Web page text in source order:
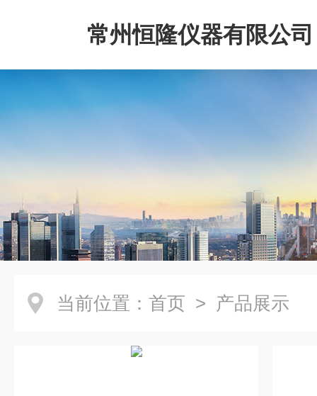
常州恒隆仪器有限公司
当前位置： 首页 > 产品展示